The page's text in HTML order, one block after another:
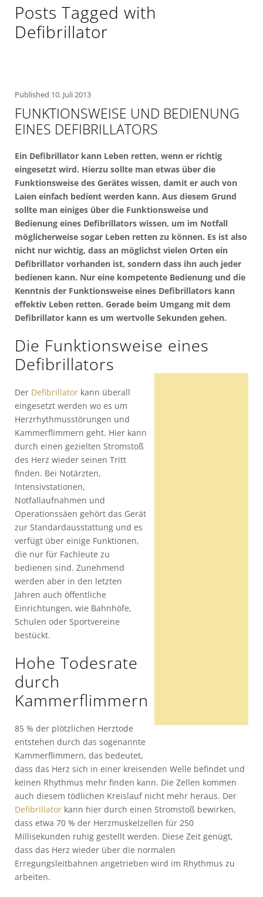
Posts Tagged with
Defibrillator
Published 10. Juli 2013
FUNKTIONSWEISE UND BEDIENUNG
EINES DEFIBRILLATORS
Ein Defibrillator kann Leben retten, wenn er richtig
eingesetzt wird. Hierzu sollte man etwas über die
Funktionsweise des Gerätes wissen, damit er auch von
Laien einfach bedient werden kann. Aus diesem Grund
sollte man einiges über die Funktionsweise und
Bedienung eines Defibrillators wissen, um im Notfall
möglicherweise sogar Leben retten zu können. Es ist also
nicht nur wichtig, dass an möglichst vielen Orten ein
Defibrillator vorhanden ist, sondern dass ihn auch jeder
bedienen kann. Nur eine kompetente Bedienung und die
Kenntnis der Funktionsweise eines Defibrillators kann
effektiv Leben retten. Gerade beim Umgang mit dem
Defibrillator kann es um wertvolle Sekunden gehen.
Die Funktionsweise eines
Defibrillators
Der Defibrillator kann überall
eingesetzt werden wo es um
Herzrhythmusstörungen und
Kammerflimmern geht. Hier kann
durch einen gezielten Stromstoß
des Herz wieder seinen Tritt
finden. Bei Notärzten,
Intensivstationen,
Notfallaufnahmen und
Operationssäen gehört das Gerät
zur Standardausstattung und es
verfügt über einige Funktionen,
die nur für Fachleute zu
bedienen sind. Zunehmend
werden aber in den letzten
Jahren auch öffentliche
Einrichtungen, wie Bahnhöfe,
Schulen oder Sportvereine
bestückt.
Hohe Todesrate
durch
Kammerflimmern
85 % der plötzlichen Herztode
entstehen durch das sogenannte
Kammerflimmern, das bedeutet,
dass das Herz sich in einer kreisenden Welle befindet und
keinen Rhythmus mehr finden kann. Die Zellen kommen
auch diesem tödlichen Kreislauf nicht mehr heraus. Der
Defibrillator kann hier durch einen Stromstoß bewirken,
dass etwa 70 % der Herzmuskelzellen für 250
Millisekunden ruhig gestellt werden. Diese Zeit genügt,
dass das Herz wieder über die normalen
Erregungsleitbahnen angetrieben wird im Rhythmus zu
arbeiten.